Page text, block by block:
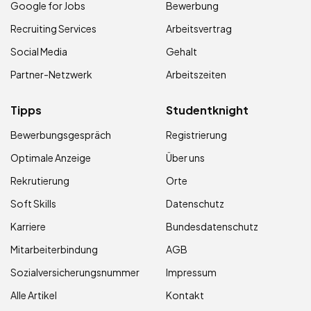
Google for Jobs
Recruiting Services
Social Media
Partner-Netzwerk
Bewerbung
Arbeitsvertrag
Gehalt
Arbeitszeiten
Tipps
Bewerbungsgespräch
Optimale Anzeige
Rekrutierung
Soft Skills
Karriere
Mitarbeiterbindung
Sozialversicherungsnummer
Alle Artikel
Studentknight
Registrierung
Über uns
Orte
Datenschutz
Bundesdatenschutz
AGB
Impressum
Kontakt